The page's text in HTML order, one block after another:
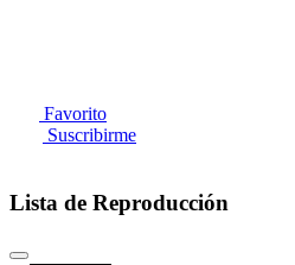
Favorito
Suscribirme
Lista de Reproducción